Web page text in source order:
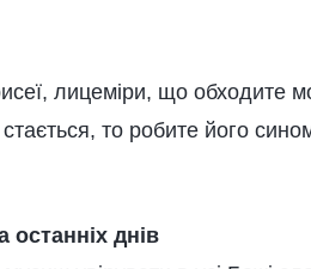
лицеміри, що обходите
то робите його
днів